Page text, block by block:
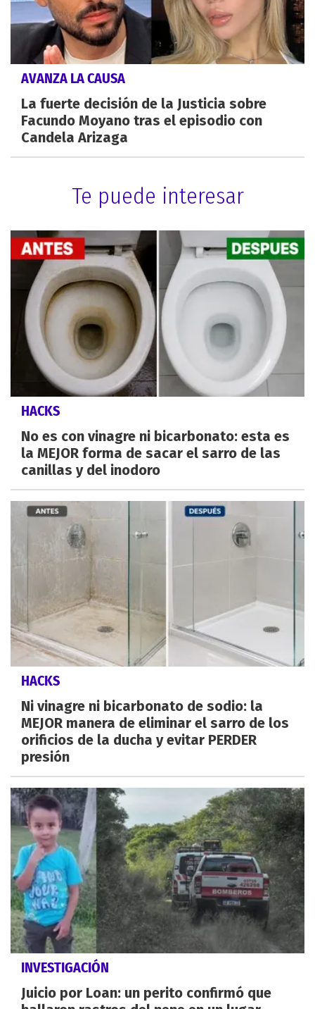
AVANZA LA CAUSA
La fuerte decisión de la Justicia sobre
Facundo Moyano tras el episodio con
Candela Arizaga
Te puede interesar
HACKS
No es con vinagre ni bicarbonato: esta es
la MEJOR forma de sacar el sarro de las
canillas y del inodoro
HACKS
Ni vinagre ni bicarbonato de sodio: la
MEJOR manera de eliminar el sarro de los
orificios de la ducha y evitar PERDER
presión
INVESTIGACIÓN
Juicio por Loan: un perito confirmó que